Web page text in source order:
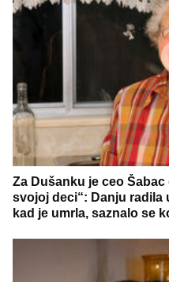
Za Dušanku je ceo
svojoj deci“: Danju radila
kad je umrla, saznalo se